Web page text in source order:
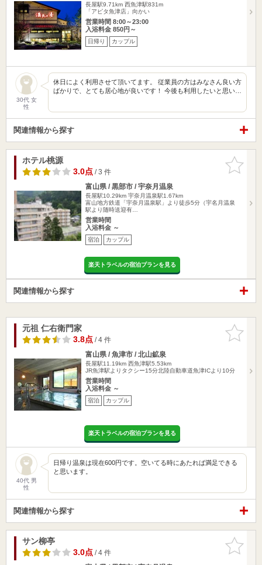
長屋駅9.71km 西魚津駅831m
「アピタ魚津店」向かい
営業時間 8:00～23:00
入浴料金 850円～
日帰り カップル
30代 女
性
休日によく利用させて頂いてます。 従業員の方はみなさん良い方
ばかりで、とても居心地が良いです！ 今後も利用したいと思い…
関連情報から探す
お気に入
りに追加
ホテル桃源
3.0点/ 3 件
富山県 / 黒部市 / 宇奈月温泉
長屋駅10.29km 宇奈月温泉駅1.67km
富山地方鉄道「宇奈月温泉駅」より徒歩5分（宇名月温泉
駅より随時送迎有…
営業時間
入浴料金 ～
宿泊 カップル
楽天トラベルの宿泊プランを見る
関連情報から探す
お気に入
りに追加
元祖 仁右衛門家
3.8点/ 4 件
富山県 / 魚津市 / 北山鉱泉
長屋駅11.19km 西魚津駅5.53km
JR魚津駅よりタクシー15分北陸自動車道魚津ICより10分
営業時間
入浴料金 ～
宿泊 カップル
楽天トラベルの宿泊プランを見る
40代 男
性
日帰り温泉は現在600円です。空いてる時にあたれば満足できる
と思います。
関連情報から探す
お気に入
りに追加
サン柳亭
3.0点/ 4 件